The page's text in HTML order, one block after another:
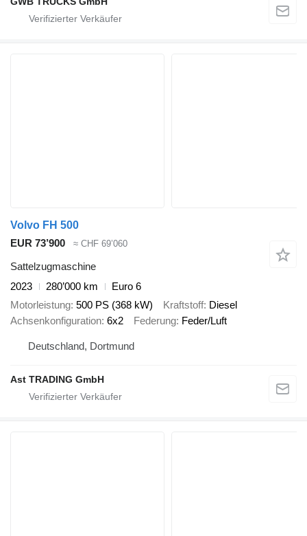
Volvo FH 500
EUR 73’900
≈ CHF 69’060
Sattelzugmaschine
2023
280’000 km
Euro 6
Motorleistung 500 PS (368 kW) Kraftstoff Diesel
Achsenkonfiguration 6x2 Federung Feder/Luft
Deutschland, Dortmund
Ast TRADING GmbH